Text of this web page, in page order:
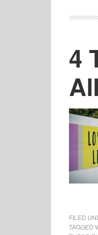
4
FILED
TAGGED